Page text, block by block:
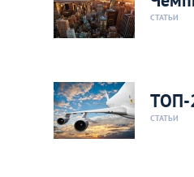
СТАТЬИ
ТОП-
СТАТЬИ